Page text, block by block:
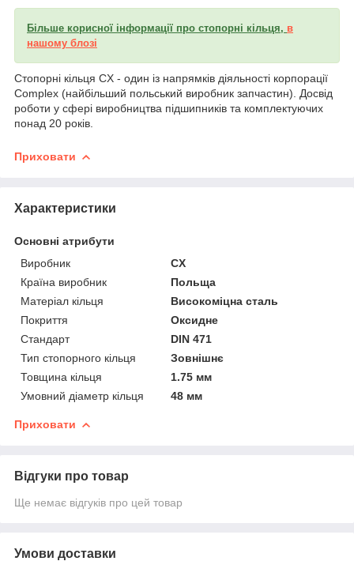
Більше корисної інформації про стопорні кільця, в
нашому блозі
Стопорні кільця CX - один із напрямків діяльності корпорації
Complex (найбільший польський виробник запчастин). Досвід
роботи у сфері виробництва підшипників та комплектуючих
понад 20 років.
Приховати
Характеристики
Основні атрибути
Виробник
CX
Країна виробник
Польща
Матеріал кільця
Високоміцна сталь
Покриття
Оксидне
Стандарт
DIN 471
Тип стопорного кільця
Зовнішнє
Товщина кільця
1.75 мм
Умовний діаметр кільця
48 мм
Приховати
Відгуки про товар
Ще немає відгуків про цей товар
Умови доставки